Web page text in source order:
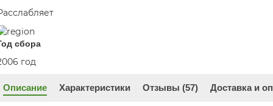
сбора
год
Описание Характеристики Отзывы (57) Доставка и